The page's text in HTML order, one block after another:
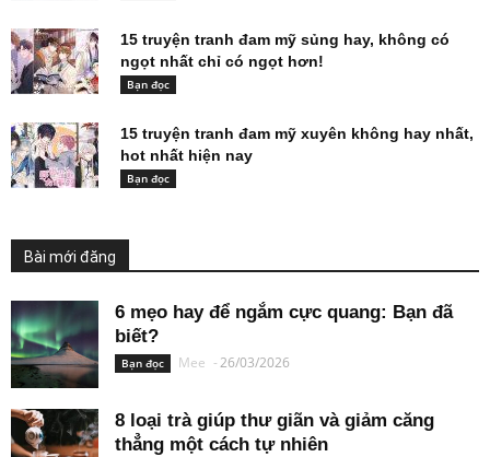
15 truyện tranh đam mỹ sủng hay, không có
ngọt nhất chỉ có ngọt hơn!
Bạn đọc
15 truyện tranh đam mỹ xuyên không hay nhất,
hot nhất hiện nay
Bạn đọc
Bài mới đăng
6 mẹo hay để ngắm cực quang: Bạn đã
biết?
Bạn đọc Mee -26/03/2026
8 loại trà giúp thư giãn và giảm căng
thẳng một cách tự nhiên